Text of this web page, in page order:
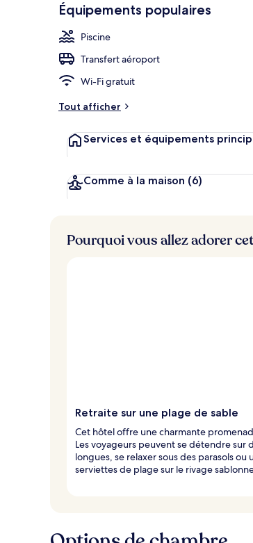
de
Équipements populaires
Piscine
Transfert aéroport
Wi-Fi gratuit
Tout afficher
Services et équipements
Comme à la maison (6)
Pourquoi vous allez adorer
Retraite sur une plage de sable
Cet hôtel offre une charmante
Les voyageurs peuvent se détendre sur
longues, se relaxer sous des parasols ou
serviettes de plage sur le rivage